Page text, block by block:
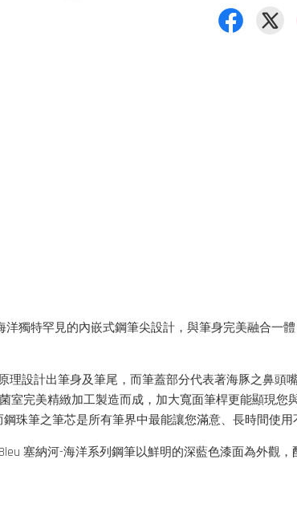
獨特罕見的內嵌式鋼筆尖設計，與筆身完美融合一
原理設計出筆身及筆尾，而筆蓋部分代表著海豚之鼻
完美精緻加工製造而成，加大寬面筆桿更能顯現
珠筆之筆芯是所有筆界中最能讓您滿意、長時間使
塞納河-海洋系列鋼筆以鮮明的深藍色漆面為外觀